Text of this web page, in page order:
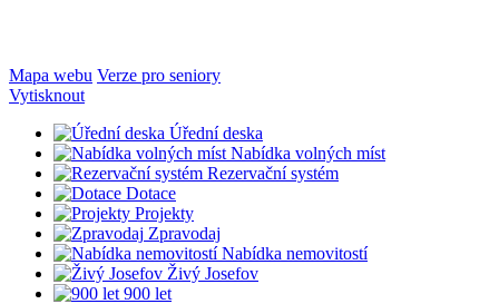
Mapa webu Verze pro seniory
Vytisknout
Úřední deska
Nabídka volných míst
Rezervační systém
Dotace
Projekty
Zpravodaj
Nabídka nemovitostí
Živý Josefov
900 let